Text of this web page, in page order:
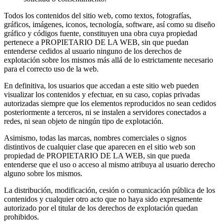
Todos los contenidos del sitio web, como textos, fotografías,
gráficos, imágenes, iconos, tecnología, software, así como su diseño
gráfico y códigos fuente, constituyen una obra cuya propiedad
pertenece a PROPIETARIO DE LA WEB, sin que puedan
entenderse cedidos al usuario ninguno de los derechos de
explotación sobre los mismos más allá de lo estrictamente necesario
para el correcto uso de la web.
En definitiva, los usuarios que accedan a este sitio web pueden
visualizar los contenidos y efectuar, en su caso, copias privadas
autorizadas siempre que los elementos reproducidos no sean cedidos
posteriormente a terceros, ni se instalen a servidores conectados a
redes, ni sean objeto de ningún tipo de explotación.
Asimismo, todas las marcas, nombres comerciales o signos
distintivos de cualquier clase que aparecen en el sitio web son
propiedad de PROPIETARIO DE LA WEB, sin que pueda
entenderse que el uso o acceso al mismo atribuya al usuario derecho
alguno sobre los mismos.
La distribución, modificación, cesión o comunicación pública de los
contenidos y cualquier otro acto que no haya sido expresamente
autorizado por el titular de los derechos de explotación quedan
prohibidos.